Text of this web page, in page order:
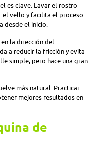
es clave. Lavar el rostro
el vello y facilita el proceso.
desde el inicio.
la dirección del
a reducir la fricción y evita
simple, pero hace una gran
más natural. Practicar
mejores resultados en
de